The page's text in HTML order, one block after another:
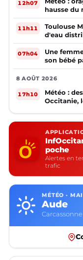
12h07
hausse du
11h11
Toulouse
d'eau
07h04
Une
son bébé
8 AOÛT 2026
17h10
Météo :
Occitanie,
poche
Alertes en
trafic
MÉTÉO ·
Aude